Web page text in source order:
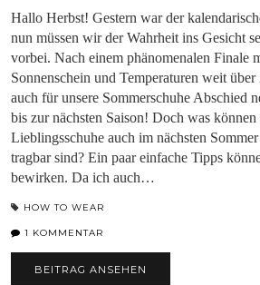
Hallo Herbst! Gestern war der
nun müssen wir der Wahrheit ins Gesicht
vorbei. Nach einem phänomenalen Finale
Sonnenschein und Temperaturen weit
auch für unsere Sommerschuhe Abschied
bis zur nächsten Saison! Doch was
Lieblingsschuhe auch im nächsten
tragbar sind? Ein paar einfache Tipps
bewirken. Da ich auch…
HOW TO WEAR
1 KOMMENTAR
BEITRAG ANSEHEN